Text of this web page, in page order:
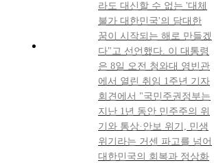
라도 대신할 수 없는 '대체
불가 대한민국'의 담대한
꿈이 시작되는 해로 만들겠
다"고 선언했다. 이 대통령
은 8일 오전 청와대 영빈관
에서 열린 취임 1주년 기자
회견에서 "국민주권정부는
지난 1년 동안 민주주의 위
기와 통상·안보 위기, 민생
위기라는 거센 파고를 넘어
대한민국의 회복과 정상화